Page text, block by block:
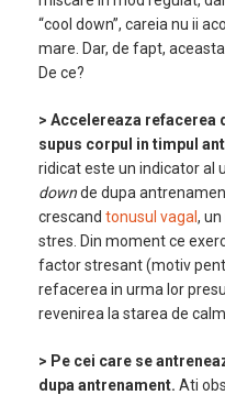
“cool down”, careia nu ii
mare. Dar, de fapt,
De ce?
> Accelereaza refacerea
supus corpul in timpul
ridicat este un indicator al
downde dupa
crescand tonusul vagal ,
stres. Din moment ce
factor stresant (motiv
refacerea in urma lor
revenirea la starea de calm.
> Pe cei care se
dupa antrenament. Ati